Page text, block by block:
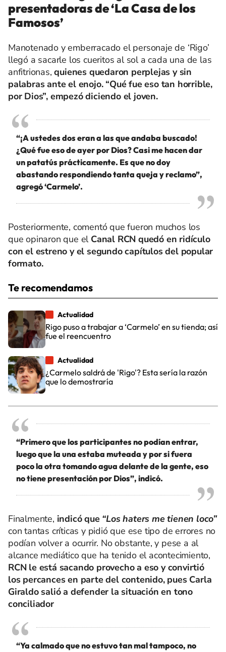
presentadoras de ‘La Casa de los
Famosos’
Manotenado y emberracado el personaje de ‘Rigo’
llegó a sacarle los cueritos al sol a cada una de las
anfitrionas,quienes quedaron perplejas y sin
palabras ante el enojo. “Qué fue eso tan horrible,
por Dios”, empezó diciendo el joven.
“¡A ustedes dos eran a las que andaba buscado!
¿Qué fue eso de ayer por Dios? Casi me hacen dar
un patatús prácticamente. Es que no doy
abastando respondiendo tanta queja y reclamo”,
agregó ‘Carmelo’.
Posteriormente, comentó que fueron muchos los
que opinaron que el Canal RCN quedó en ridículo
con el estreno y el segundo capítulos del popular
formato.
Te recomendamos
Actualidad
Rigo puso a trabajar a ‘Carmelo’ en su tienda; así
fue el reencuentro
Actualidad
¿Carmelo saldrá de 'Rigo'? Esta sería la razón
que lo demostraría
“Primero que los participantes no podían entrar,
luego que la una estaba muteada y por si fuera
poco la otra tomando agua delante de la gente, eso
no tiene presentación por Dios”, indicó.
Finalmente, indicó que “Los haters me tienen loco”
con tantas críticas y pidió que ese tipo de errores no
podían volver a ocurrir. No obstante, y pese a al
alcance mediático que ha tenido el acontecimiento,
RCN le está sacando provecho a eso y convirtió
los percances en parte del contenido, pues Carla
Giraldo salió a defender la situación en tono
conciliador
“Ya calmado que no estuvo tan mal tampoco, no